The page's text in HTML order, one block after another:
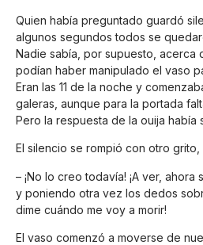
Quien había preguntado guardó
algunos segundos todos se
Nadie sabía, por supuesto, acerca
podían haber manipulado el vaso
Eran las 11 de la noche y
galeras, aunque para la portada
Pero la respuesta de la ouija había
El silencio se rompió con otro grito,
– ¡No lo creo todavía! ¡A ver,
y poniendo otra vez los dedos
dime cuándo me voy a morir!
El vaso comenzó a moverse de